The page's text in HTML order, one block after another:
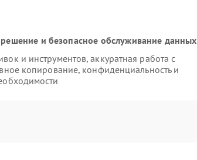
и безопасное обслуживание данных
и инструментов, аккуратная работа с
копирование, конфиденциальность и